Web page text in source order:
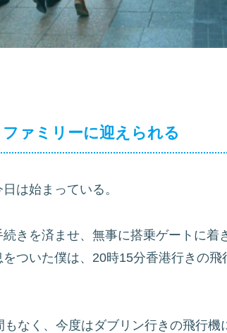
ァミリーに迎えられる
は始まっている。
きを済ませ、無事に搭乗ゲートに着
ついた僕は、20時15分香港行きの飛
なく、今度はダブリン行きの飛行機